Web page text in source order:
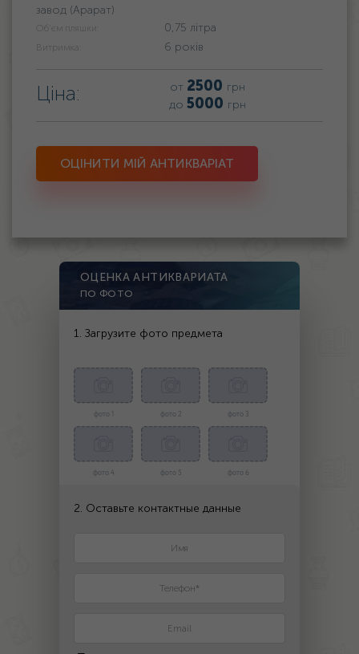
завод (Арарат)
Об'єм пляшки: 0,75 літра
Витримка: 6 років
Ціна: от 2500 грн
до 5000 грн
ОЦІНИТИ МІЙ АНТИКВАРІАТ
ОЦЕНКА АНТИКВАРИАТА
ПО ФОТО
1. Загрузите фото предмета
фото 1 фото 2 фото 3
фото 4 фото 5 фото 6
2. Оставьте контактные данные